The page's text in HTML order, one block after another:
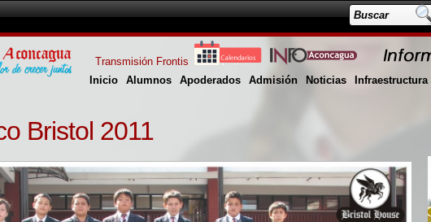
Inicio Alumnos Apoderados Admisión Noticias Infraestructura
Transmisión Frontis
Bristol 2011